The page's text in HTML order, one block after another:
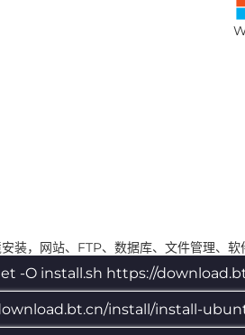
装，网站、FTP、数据库、文件管理、软
-O install.sh https://
install/install-